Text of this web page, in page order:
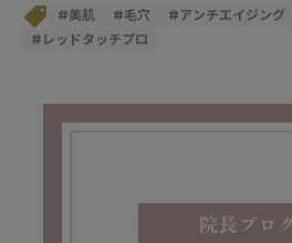
#美肌 #毛穴 #アンチエイジング
# レッドタッチプロ